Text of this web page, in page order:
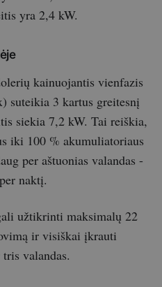
yra 2,4 kW.
kainuojantis vienfazis
suteikia 3 kartus greitesnį
siekia 7,2 kW. Tai reiškia,
iki 100 % akumuliatoriaus
per aštuonias valandas -
naktį.
užtikrinti maksimalų 22
ir visiškai įkrauti
valandas.